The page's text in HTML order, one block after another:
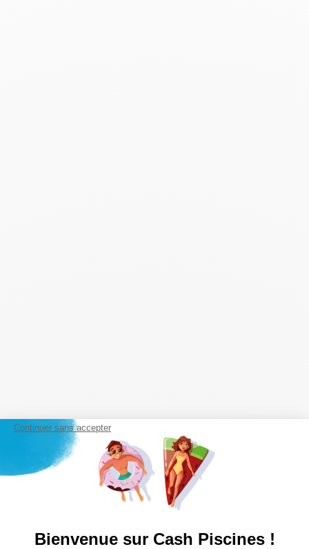
Continuer sans accepter
Bienvenue sur Cash Piscines !